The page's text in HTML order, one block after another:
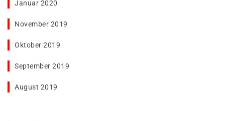
Januar 2020
November 2019
Oktober 2019
September 2019
August 2019